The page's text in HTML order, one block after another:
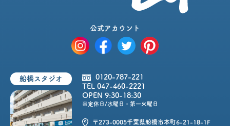
公式アカウント
船橋スタジオ
0120-787-221
TEL 047-460-2221
OPEN 9:30-18:30
※定休日/水曜日・第一火曜日
〒273-0005千葉県船橋市本町6-21-18-1F